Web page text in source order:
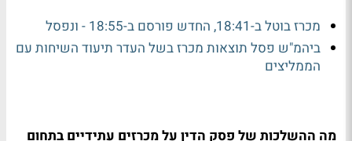
מכרז בוטל ב-18:41, החדש פורסם ב-18:55 - ונפסל
ביהמ"ש פסל תוצאות מכרז בשל העדר תיעוד השיחות עם
הממליצים
מה ההשלכות של פסק הדין על מכרזים עתידיים בתחום